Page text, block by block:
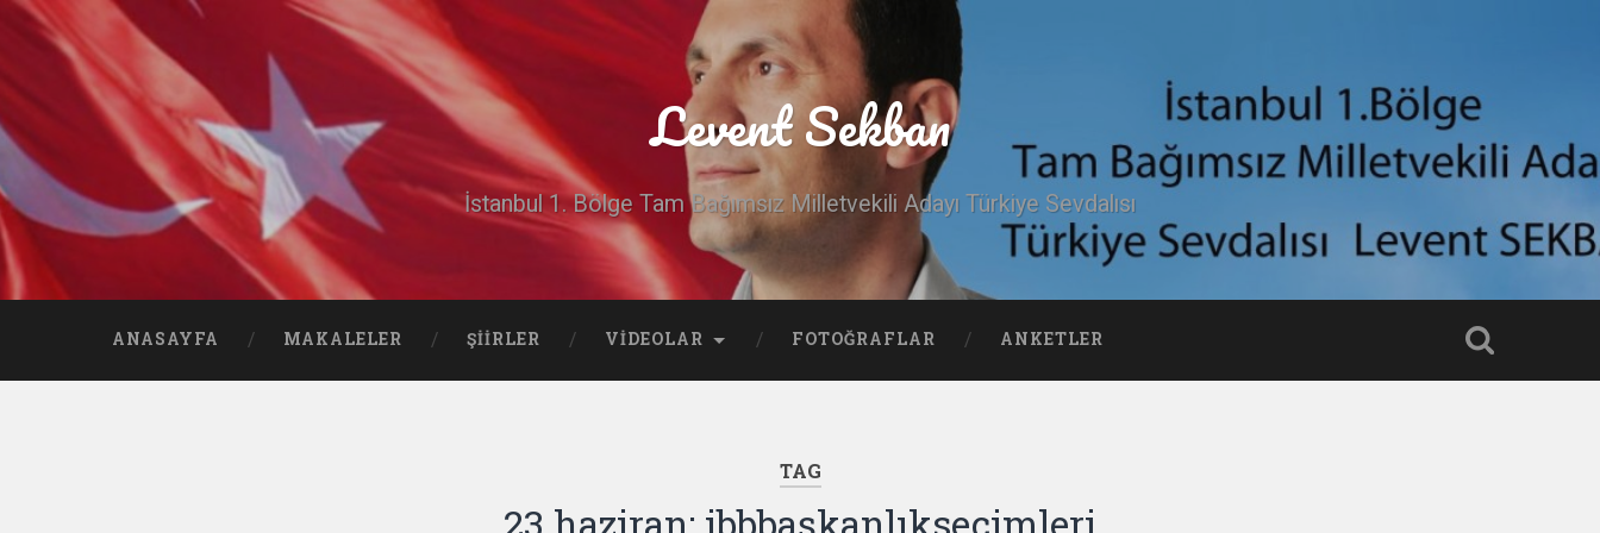
Levent Sekban
İstanbul 1. Bölge Tam Bağımsız Milletvekili Adayı Türkiye Sevdalısı
ANASAYFA MAKALELER ŞIIRLER VIDEOLAR FOTOĞRAFLAR ANKETLER
TAG